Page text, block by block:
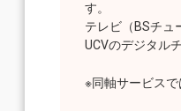
す。
テレビ（BSチュ
UCVのデジタル
※同軸サービスで